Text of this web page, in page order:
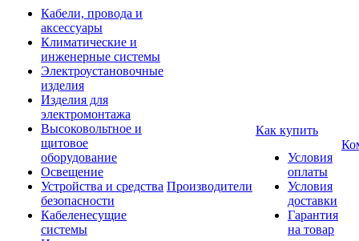
Кабели, провода и
аксессуары
Климатические и
инженерные системы
Электроустановочные
изделия
Изделия для
электромонтажа
Высоковольтное и
щитовое
оборудование
Освещение
Устройства и средства
безопасности
Кабеленесущие
системы
Производители
Как купить
Условия
оплаты
Условия
доставки
Гарантия
на товар